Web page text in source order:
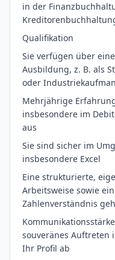
in der
Qualifikation
Sie verfügen über
Ausbildung, z. B. als
oder
Mehrjährige
insbesondere im
aus
Sie sind sicher im
insbesondere Excel
Eine strukturierte,
Arbeitsweise sowie
Zahlenverständnis
souveränes Auftreten
Ihr Profil ab